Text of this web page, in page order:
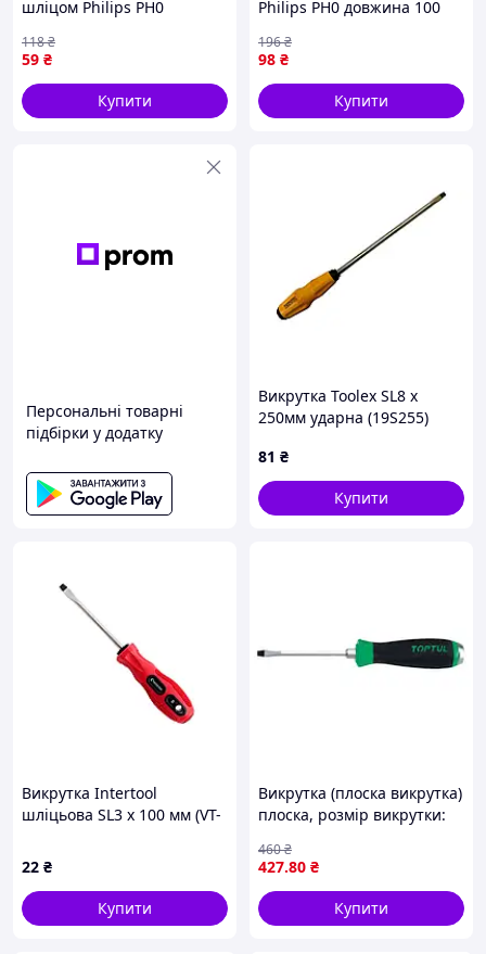
шліцом Philips PH0
універсального
застосування 100 мм YATO
59 ₴
118₴
Купити
Philips PH0 довжина 100
для точної роботи
98 ₴
196₴
Купити
Персональні товарні
підбірки у додатку
Викрутка Toolex SL8 x
250мм ударна (19S255)
81 ₴
Купити
Викрутка Intertool
шліцьова SL3 х 100 мм (VT-
22 ₴
Купити
Викрутка (плоска викрутка)
плоска, розмір викрутки:
довжина 2: 325 мм, ручка:
ударний / проти ковзання,
427.80 ₴
460₴
Купити